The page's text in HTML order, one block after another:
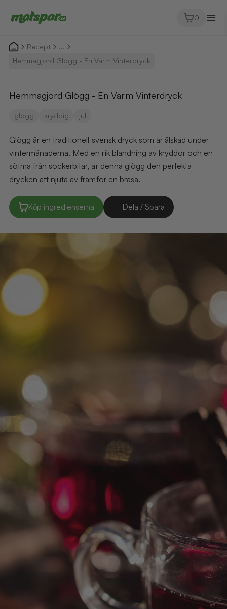
0
Recept
...
Hemmagjord Glögg - En Varm Vinterdryck
Hemmagjord Glögg - En Varm Vinterdryck
glögg kryddig jul
Glögg är en traditionell svensk dryck som är älskad under
vintermånaderna. Med en rik blandning av kryddor och en
sötma från sockerbitar, är denna glögg den perfekta
drycken att njuta av framför en brasa.
Köp ingredienserna Dela / Spara